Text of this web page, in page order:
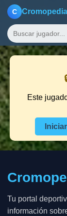
C Cromopedia
Este
Tu portal
información